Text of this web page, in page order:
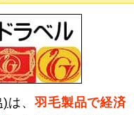
)は、 羽毛製品で経済